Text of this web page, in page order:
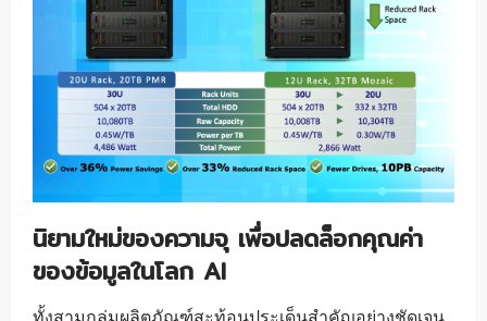
นิยามใหม่ของความจุ เพื่อปลดล็อกคุณค่า
ของข้อมูลในโลก AI
ทั้งสามกลุ่มผลิตภัณฑ์สะท้อนประเด็นสำคัญอย่างชัดเจน